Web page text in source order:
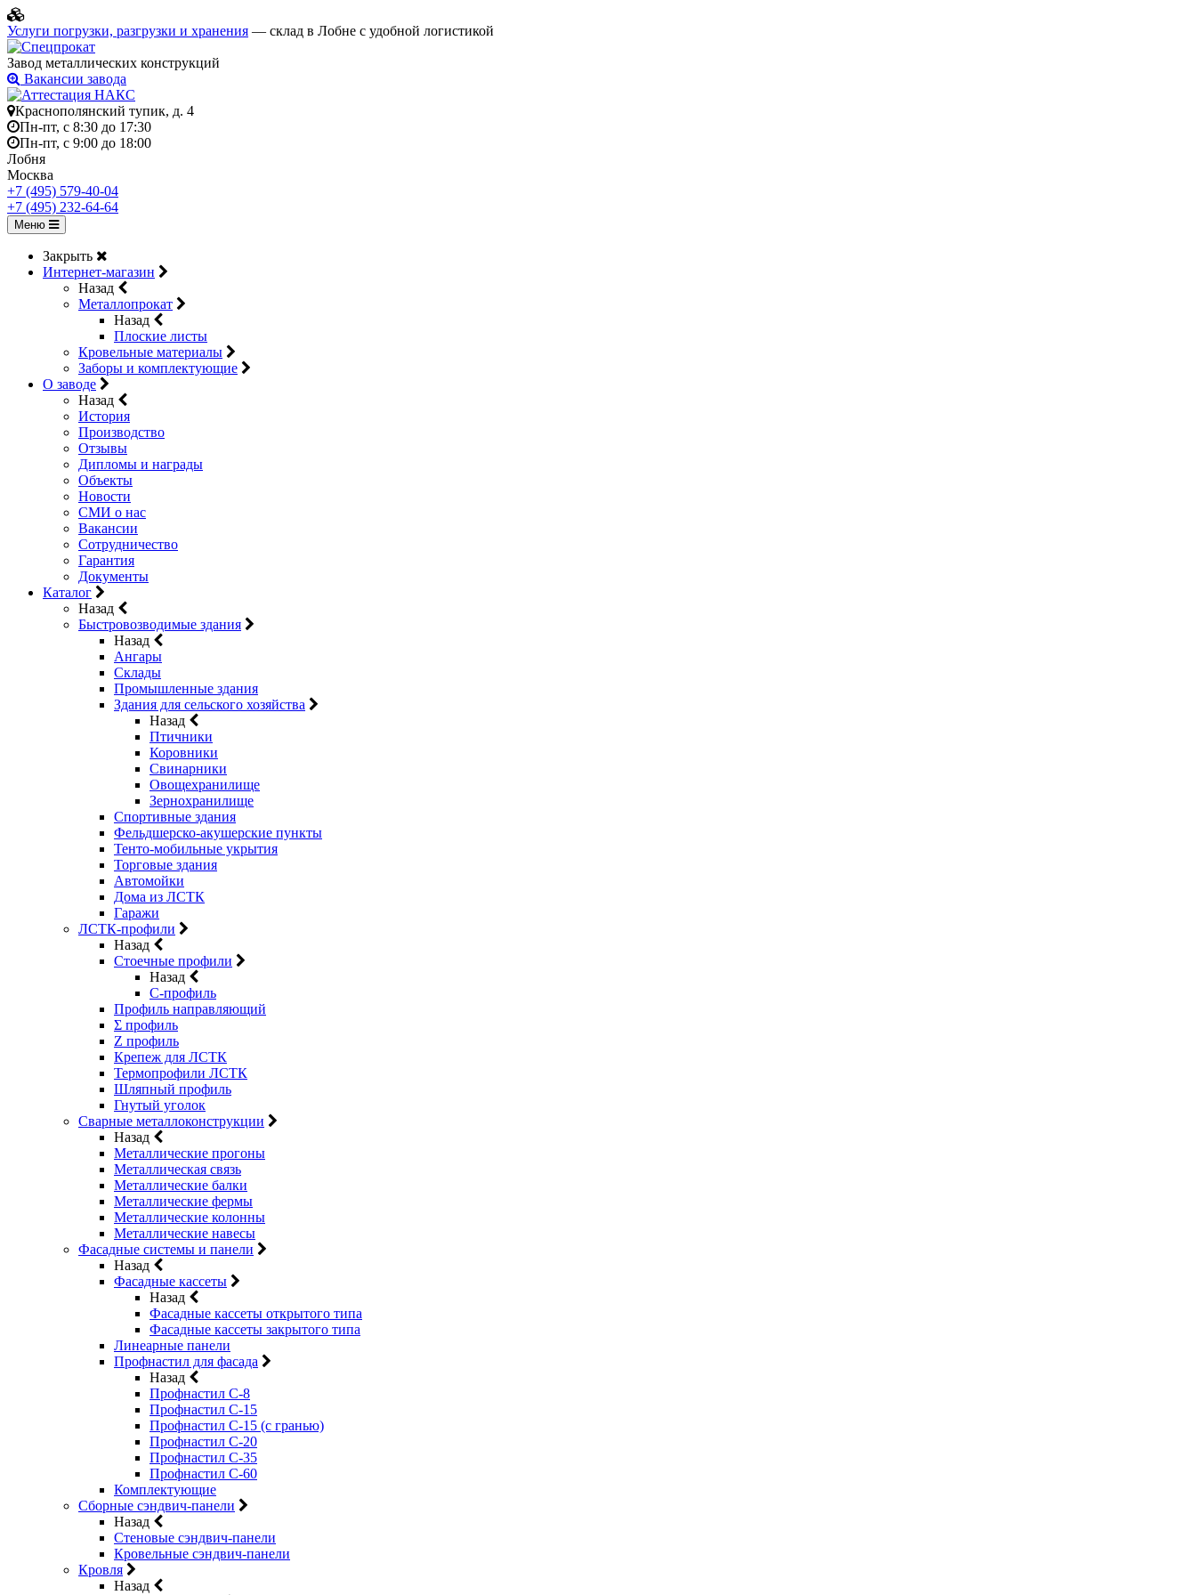
Услуги погрузки, разгрузки и хранения — склад в Лобне с удобной логистикой
Завод металлических конструкций
Вакансии завода
Краснополянский тупик, д. 4
Пн-пт, с 8:30 до 17:30
Пн-пт, с 9:00 до 18:00
Лобня
Москва
+7 (495) 579-40-04
+7 (495) 232-64-64
Меню
Закрыть
Интернет-магазин
Назад
Металлопрокат
Назад
Плоские листы
Кровельные материалы
Заборы и комплектующие
О заводе
Назад
История
Производство
Отзывы
Дипломы и награды
Объекты
Новости
СМИ о нас
Вакансии
Сотрудничество
Гарантия
Документы
Каталог
Назад
Быстровозводимые здания
Назад
Ангары
Склады
Промышленные здания
Здания для сельского хозяйства
Назад
Птичники
Коровники
Свинарники
Овощехранилище
Зернохранилище
Спортивные здания
Фельдшерско-акушерские пункты
Тенто-мобильные укрытия
Торговые здания
Автомойки
Дома из ЛСТК
Гаражи
ЛСТК-профили
Назад
Стоечные профили
Назад
C-профиль
Профиль направляющий
Σ профиль
Z профиль
Крепеж для ЛСТК
Термопрофили ЛСТК
Шляпный профиль
Гнутый уголок
Сварные металлоконструкции
Назад
Металлические прогоны
Металлическая связь
Металлические балки
Металлические фермы
Металлические колонны
Металлические навесы
Фасадные системы и панели
Назад
Фасадные кассеты
Назад
Фасадные кассеты открытого типа
Фасадные кассеты закрытого типа
Линеарные панели
Профнастил для фасада
Назад
Профнастил С-8
Профнастил С-15
Профнастил С-15 (с гранью)
Профнастил С-20
Профнастил С-35
Профнастил С-60
Комплектующие
Сборные сэндвич-панели
Назад
Стеновые сэндвич-панели
Кровельные сэндвич-панели
Кровля
Назад